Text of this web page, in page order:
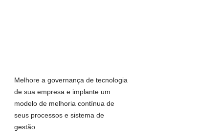
Melhore a governança de tecnologia
de sua empresa e implante um
modelo de melhoria contínua de
seus processos e sistema de
gestão.